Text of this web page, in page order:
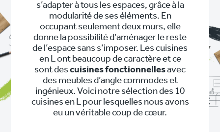
s’adapter à tous les espaces, grâce à la
modularité de ses éléments. En
occupant seulement deux murs, elle
donne la possibilité d’aménager le reste
de l’espace sans s’imposer. Les cuisines
en L ont beaucoup de caractère et ce
sont descuisines fonctionnellesavec
des meubles d’angle commodes et
ingénieux. Voici notre sélection des 10
cuisines en L pour lesquelles nous avons
eu un véritable coup de cœur.